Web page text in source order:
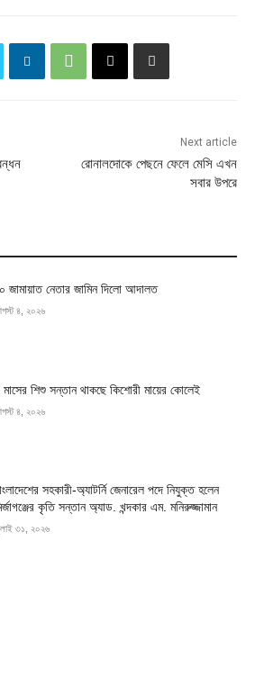
Next article
রোনালদোকে পেছনে ফেলে মেসি এখন
সবার উপরে
জামায়াত নেতার জামিন দিলো আদালত
৪, ২০২৬
মাসের শিশু সন্তান থাকছে কিশোরী মায়ের কোলেই
৪, ২০২৬
সহকারী-অ্যাটর্নি জেনারেল পদে নিযুক্ত হলেন
কৃতি সন্তান অ্যাড. খন্দকার এম. মনিরুজ্জামান
৩১, ২০২৬